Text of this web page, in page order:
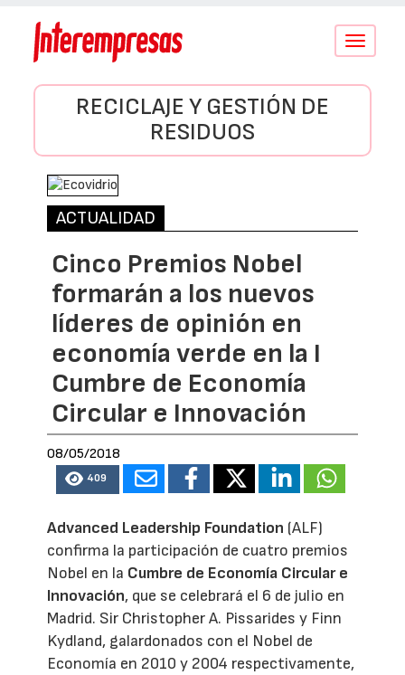
Conmutar
RECICLAJE Y GESTIÓN DE
RESIDUOS
ACTUALIDAD
Cinco Premios Nobel
formarán a los nuevos
líderes de opinión en
economía verde en la I
Cumbre de Economía
Circular e Innovación
08/05/2018
409
Advanced Leadership Foundation (ALF)
confirma la participación de cuatro premios
Nobel en la Cumbre de Economía Circular e
Innovación, que se celebrará el 6 de julio en
Madrid. Sir Christopher A. Pissarides y Finn
Kydland, galardonados con el Nobel de
Economía en 2010 y 2004 respectivamente,